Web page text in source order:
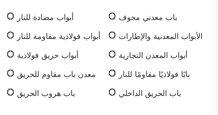
باب معدني مجوف
أبواب مضادة للنار
الأبواب المعدنية والإطارات
أبواب فولاذية مقاومة للنار
أبواب المعدن التجارية
أبواب حريق فولاذية
بابًا فولاذيًا مقاومًا للنار
معدن باب مقاوم للحريق
باب الحريق الداخلي
باب هروب الحريق